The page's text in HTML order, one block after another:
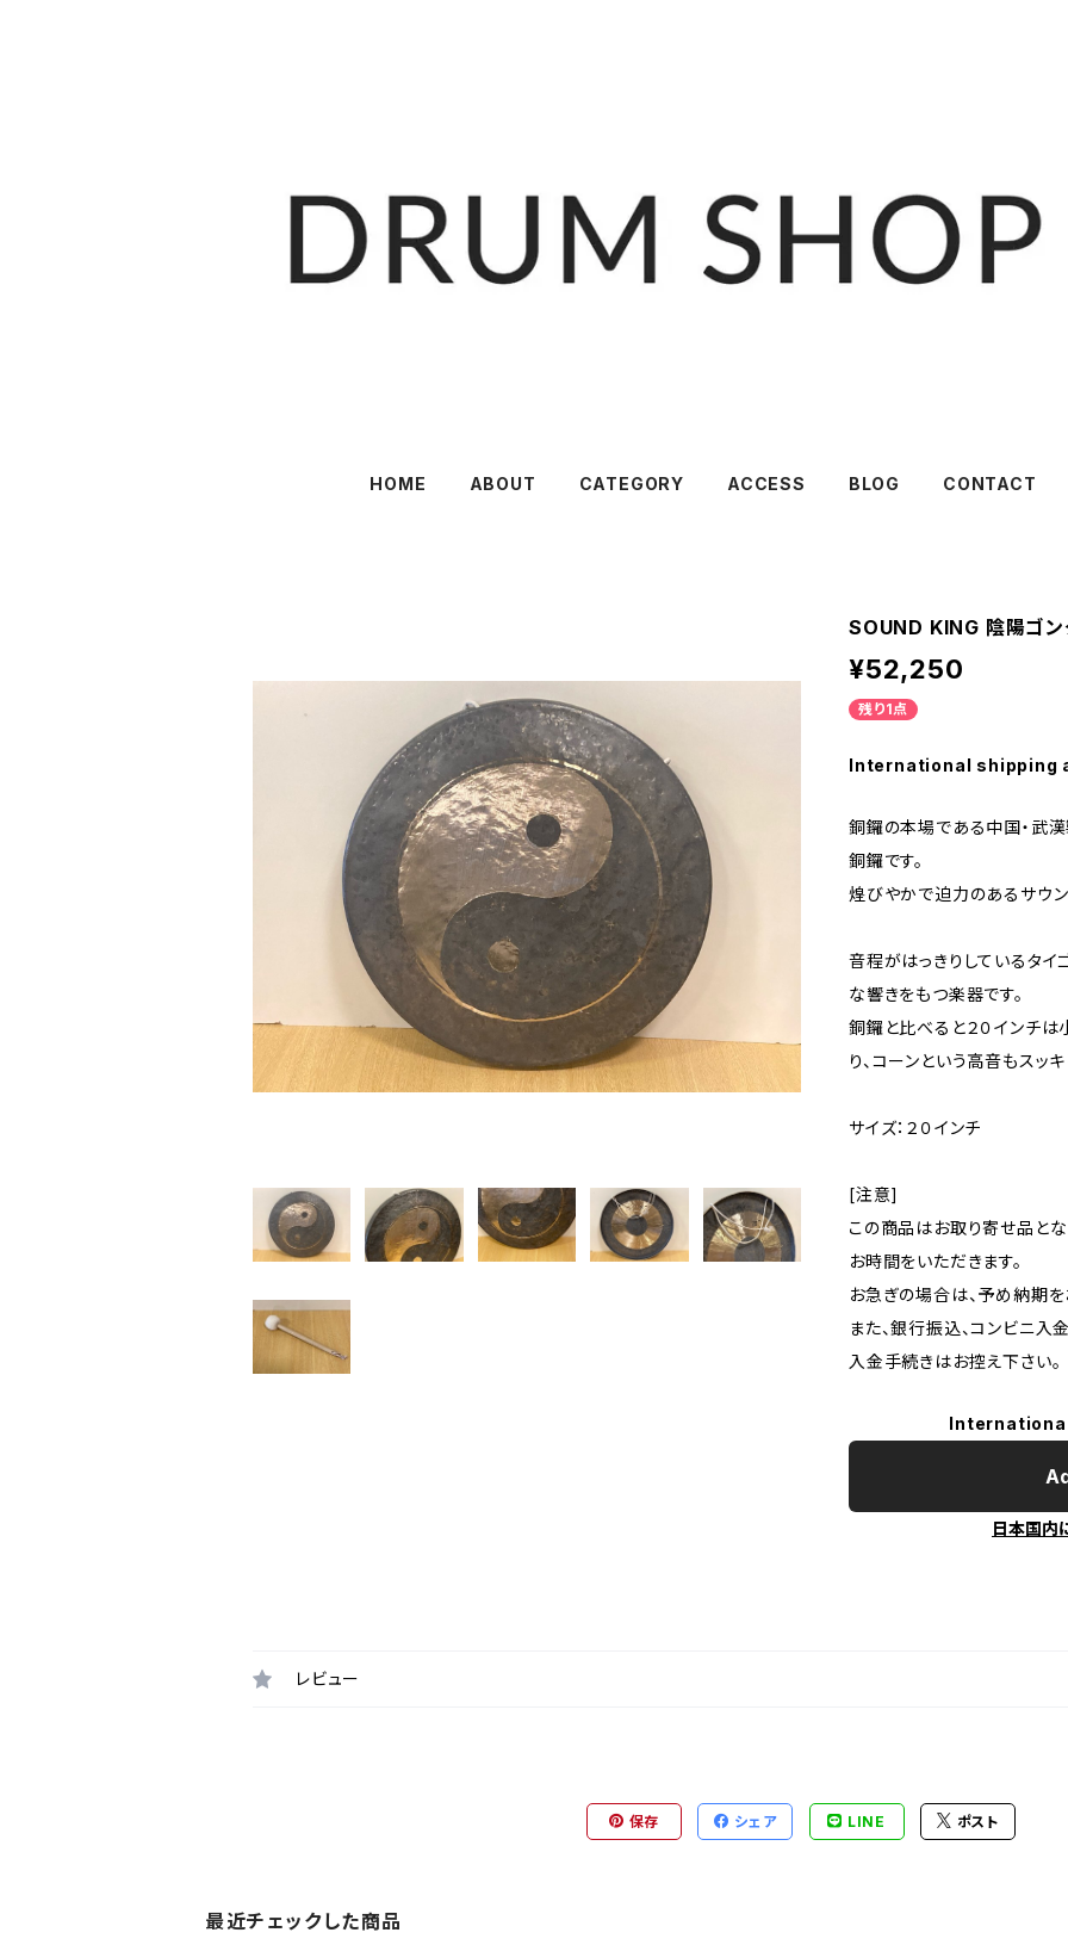
HOME ABOUT CATEGORY ACCESS BLOG CONTACT
SOUND KING 陰陽ゴ
¥52,250
残り1点
International shipping
銅鑼の本場である中国・武
銅鑼です。
煌びやかで迫力のあるサウン
音程がはっきりしているタイ
な響きをもつ楽器です。
銅鑼と比べると２０インチは
り、コーンという高音もスッキ
サイズ：２０インチ
[注意]
この商品はお取り寄せ品と
お時間をいただきます。
お急ぎの場合は、予め納期
また、銀行振込、コンビニ
入金手続きはお控え下さい。
日本国内
レビュー
保存 シェア LINE ポスト
最近チェックした商品